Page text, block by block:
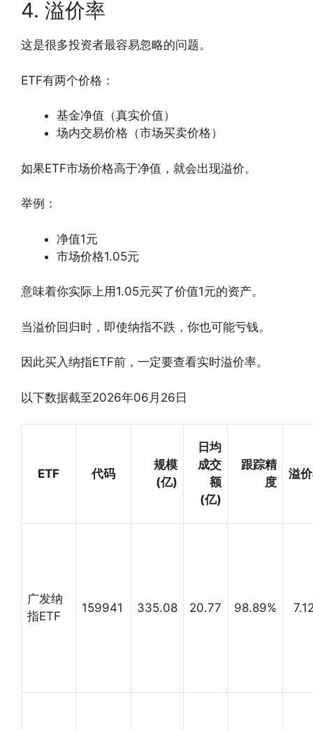
4. 溢价率
这是很多投资者最容易忽略的问题。
ETF有两个价格：
基金净值（真实价值）
场内交易价格（市场买卖价格）
如果ETF市场价格高于净值，就会出现溢价。
举例：
净值1元
市场价格1.05元
意味着你实际上用1.05元买了价值1元的资产。
当溢价回归时，即使纳指不跌，你也可能亏钱。
因此买入纳指ETF前，一定要查看实时溢价率。
以下数据截至2026年06月26日
ETF 代码
规模
(亿)
日均
成交
额
(亿)
跟踪精
度
溢
广发纳
指ETF
159941 335.08 20.77 98.89%